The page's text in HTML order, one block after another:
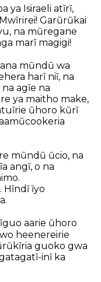
ya Isiraeli atĩrĩ,
Garũrũkai
na mũregane
marĩ magigi!
mũndũ wa
harĩ niĩ, na
agĩe na
ya maitho make,
ũhoro kũrĩ
mũndũ ũcio, na
angĩ, o na
Hĩndĩ ĩyo
aarie ũhoro
heenereirie
guoko gwa
inĩ ka